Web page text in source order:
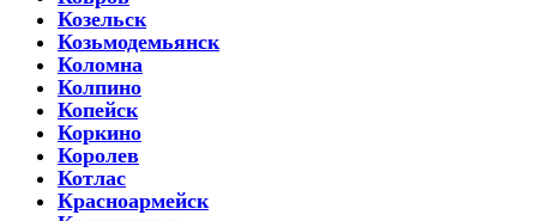
Козельск
Козьмодемьянск
Коломна
Колпино
Копейск
Коркино
Королев
Котлас
Красноармейск